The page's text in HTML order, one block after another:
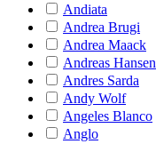
Andiata
Andrea Brugi
Andrea Maack
Andreas Hansen
Andres Sarda
Andy Wolf
Angeles Blanco
Anglo